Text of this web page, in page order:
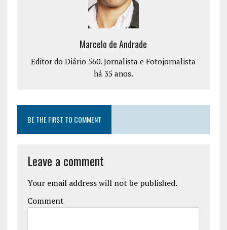
Marcelo de Andrade
Editor do Diário 560. Jornalista e Fotojornalista
há 35 anos.
BE THE FIRST TO COMMENT
Leave a comment
Your email address will not be published.
Comment